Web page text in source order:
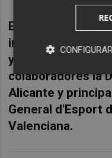
En la edición de
inestimable
y del
colaboradores la
Alicante y
General d'Esport
Valenciana.
CONFIGURAR